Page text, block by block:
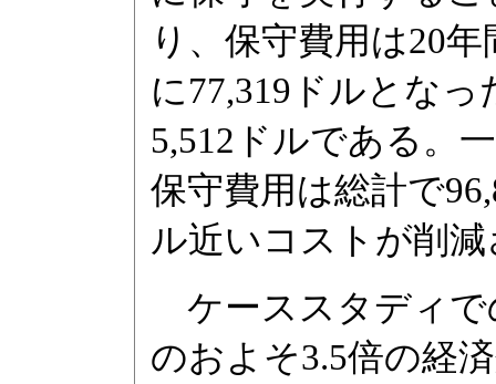
り、保守費用は20
に77,319ドルとな
5,512ドルである。
保守費用は総計で
ル近いコストが削
ケーススタディで
のおよそ3.5倍の経